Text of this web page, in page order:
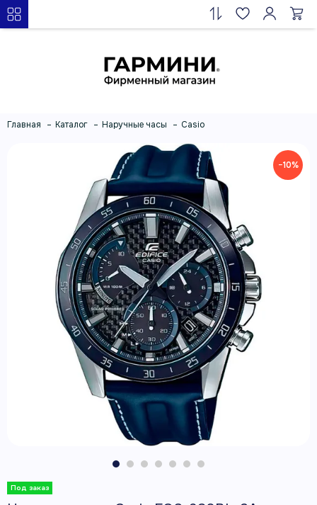
Главная Каталог Наручные часы Casio
−10%